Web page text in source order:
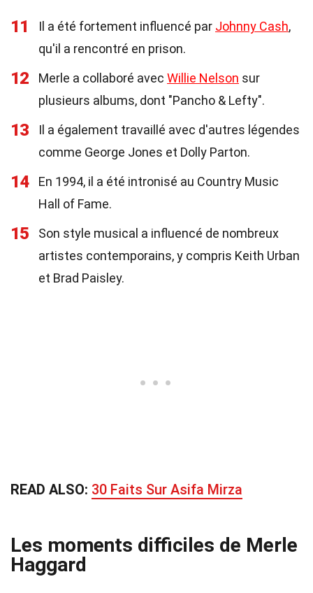
11 Il a été fortement influencé par Johnny Cash,
qu'il a rencontré en prison.
12 Merle a collaboré avec Willie Nelson sur
plusieurs albums, dont "Pancho & Lefty".
13
Il a également travaillé avec d'autres légendes
comme George Jones et Dolly Parton.
14
En 1994, il a été intronisé au Country Music
Hall of Fame.
15
Son style musical a influencé de nombreux
artistes contemporains, y compris Keith Urban
et Brad Paisley.
READ ALSO: 30 Faits Sur Asifa Mirza
Les moments difficiles de Merle
Haggard